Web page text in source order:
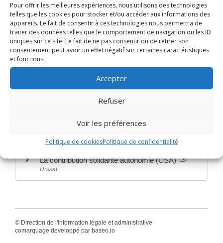
Pour offrir les meilleures expériences, nous utilisons des technologies
telles que les cookies pour stocker et/ou accéder aux informations des
appareils. Le fait de consentir à ces technologies nous permettra de
traiter des données telles que le comportement de navigation ou les ID
uniques sur ce site. Le fait de ne pas consentir ou de retirer son
consentement peut avoir un effet négatif sur certaines caractéristiques
et fonctions.
Accepter
Refuser
Voir les préférences
Politique de cookiesPolitique de confidentialité
Textes de référence
Et aussi
Déclaration et paiement des cotisations
Pour en savoir plus
La contribution solidarité autonomie (CSA)
Urssaf
© Direction de l'information légale et administrative
comarquage developpé par baseo.io